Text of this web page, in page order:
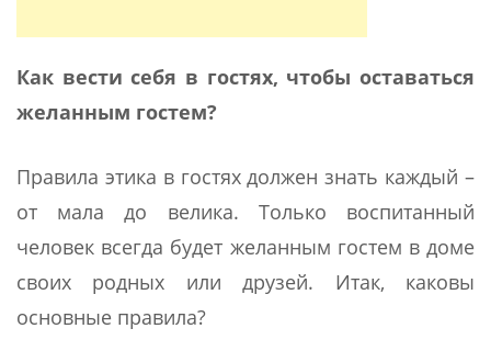
Как вести себя в гостях, чтобы оставаться
желанным гостем?
Правила этика в гостях должен знать каждый –
от мала до велика. Только воспитанный
человек всегда будет желанным гостем в доме
своих родных или друзей. Итак, каковы
основные правила?